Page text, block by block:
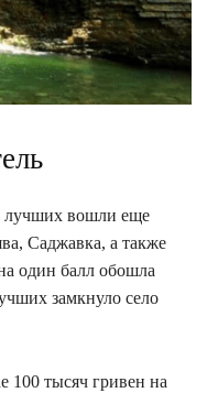
лучших вошли еще
Саджавка, а также
один балл обошла
замкнуло село
100 тысяч гривен на